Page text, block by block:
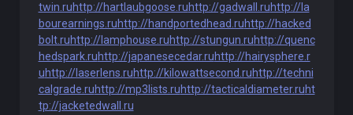
twin.ruhttp://hartlaubgoose.ruhttp://gadwall.ruhttp://la
bourearnings.ruhttp://handportedhead.ruhttp://hacked
bolt.ruhttp://lamphouse.ruhttp://stungun.ruhttp://quenc
hedspark.ruhttp://japanesecedar.ruhttp://hairysphere.r
uhttp://laserlens.ruhttp://kilowattsecond.ruhttp://techni
calgrade.ruhttp://mp3lists.ruhttp://tacticaldiameter.ruht
tp://jacketedwall.ru